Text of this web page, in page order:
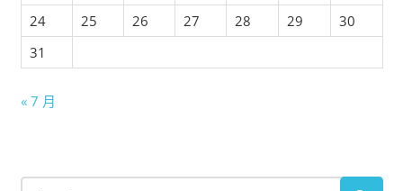
24
25 26 27 28 29
30
31
« 7 月